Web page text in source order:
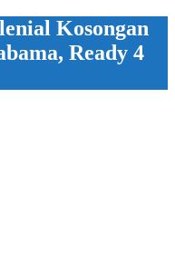
Kosongan
Ready 4